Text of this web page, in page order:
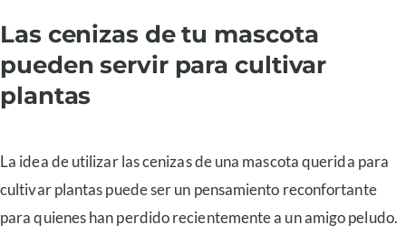
Las cenizas de tu mascota
pueden servir para cultivar
plantas
La idea de utilizar las cenizas de una mascota querida para
cultivar plantas puede ser un pensamiento reconfortante
para quienes han perdido recientemente a un amigo peludo.